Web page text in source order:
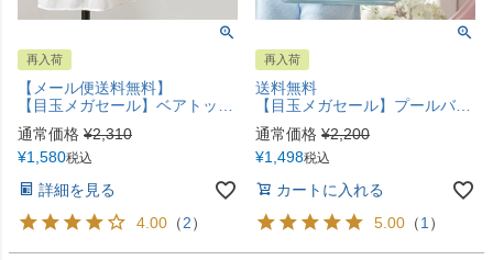
再入荷
【メール便送料無料】
【目玉メガセール】ベアトップ インナー カップ付き スカート付き 子供ドレス 肌着 ダンス 下着 YUP12 フォーマル パニエ・ペチコート《メール便優先商品》
通常価格 ¥2,310
¥1,580税込
詳細を見る
4.00 （2）
再入荷
送料無料
【目玉メガセール】プールバッグ+キーホルダーSET プールバッグ ビニールバッグ 猫柄 リボン柄 キャサリンコテージ TAK
通常価格 ¥2,200
¥1,498税込
カートに入れる
5.00 （1 ）